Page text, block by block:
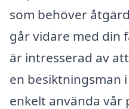
som behöver
går vidare med din
är intresserad av
en besiktningsman
enkelt använda